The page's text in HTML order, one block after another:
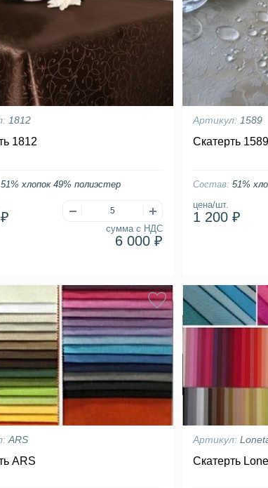
1812
1812
сумма с НДС
6 000 ₽
51% хлопок 49% полиэстер
Артикул: 1589
Скатерть 1589
цена/шт.
1 200 ₽
Состав:51%
ARS
ARS
Артикул:
Скатерть